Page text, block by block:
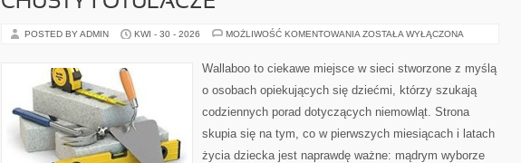
POSTED BY ADMIN KWI - 30 - 2026 MOŻLIWOŚĆ KOMENTOWANIA CHUSTY
ZOSTAŁA WYŁĄCZONA
Wallaboo to ciekawe miejsce w sieci stworzone z myślą
o osobach opiekujących się dziećmi, którzy szukają
codziennych porad dotyczących niemowląt. Strona
skupia się na tym, co w pierwszych miesiącach i latach
życia dziecka jest naprawdę ważne: mądrym wyborze